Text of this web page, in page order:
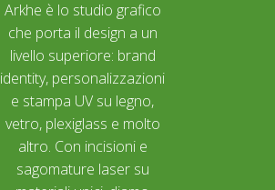
Arkhe è lo studio grafico
che porta il design a un
livello superiore: brand
identity, personalizzazioni
e stampa UV su legno,
vetro, plexiglass e molto
altro. Con incisioni e
sagomature laser su